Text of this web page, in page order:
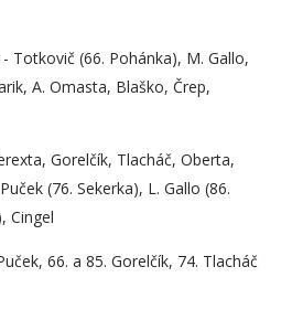
- Totkovič (66. Pohánka), M. Gallo,
A. Omasta, Blaško, Črep,
Gorelčík, Tlacháč, Oberta,
(76. Sekerka), L. Gallo (86.
Cingel
66. a 85. Gorelčík, 74. Tlacháč